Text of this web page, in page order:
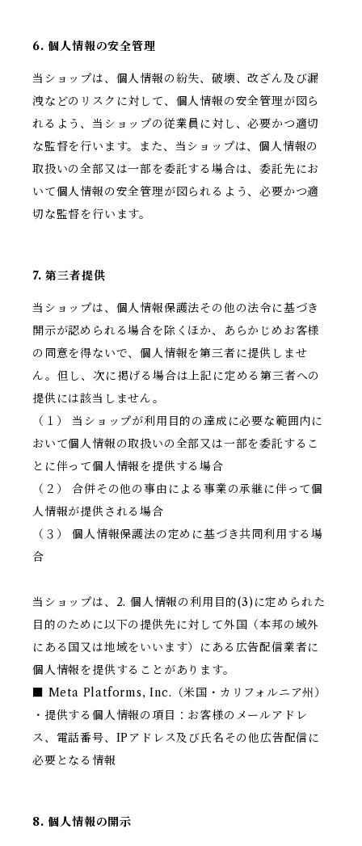
6. 個人情報の安全管理
当ショップは、個人情報の紛失、破壊、改ざん及び漏
洩などのリスクに対して、個人情報の安全管理が図ら
れるよう、当ショップの従業員に対し、必要かつ適切
な監督を行います。また、当ショップは、個人情報の
取扱いの全部又は一部を委託する場合は、委託先にお
いて個人情報の安全管理が図られるよう、必要かつ適
切な監督を行います。
7. 第三者提供
当ショップは、個人情報保護法その他の法令に基づき
開示が認められる場合を除くほか、あらかじめお客様
の同意を得ないで、個人情報を第三者に提供しませ
ん。但し、次に掲げる場合は上記に定める第三者への
提供には該当しません。
（１） 当ショップが利用目的の達成に必要な範囲内に
おいて個人情報の取扱いの全部又は一部を委託するこ
とに伴って個人情報を提供する場合
（２） 合併その他の事由による事業の承継に伴って個
人情報が提供される場合
（３） 個人情報保護法の定めに基づき共同利用する場
合
当ショップは、2. 個人情報の利用目的(3)に定められた
目的のために以下の提供先に対して外国（本邦の域外
にある国又は地域をいいます）にある広告配信業者に
個人情報を提供することがあります。
■ Meta Platforms, Inc.（米国・カリフォルニア州）
・提供する個人情報の項目：お客様のメールアドレ
ス、電話番号、IPアドレス及び氏名その他広告配信に
必要となる情報
8. 個人情報の開示